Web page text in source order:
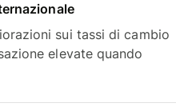
sui tassi di cambio
elevate quando